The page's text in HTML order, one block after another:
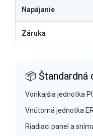
Napájanie
Záruka
📦 Štandardná
Vonkajšia jednotka
Vnútorná jednotka
Riadiaci panel a